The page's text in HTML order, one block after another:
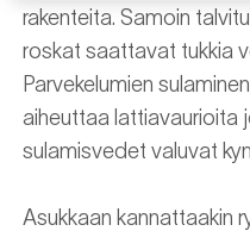
rakenteita. Samoin
roskat saattavat tukkia
Parvekelumien
aiheuttaa lattiavaurioita
sulamisvedet valuvat
Asukkaan kannattaakin